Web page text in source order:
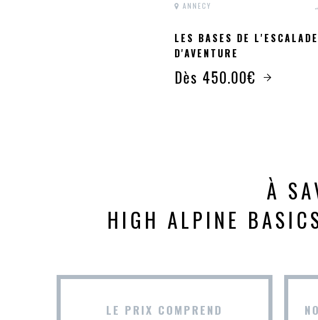
ANNECY
LES BASES DE
D'AVENTURE
Dès 450.00€
À
HIGH ALPINE
LE PRIX COMPREND